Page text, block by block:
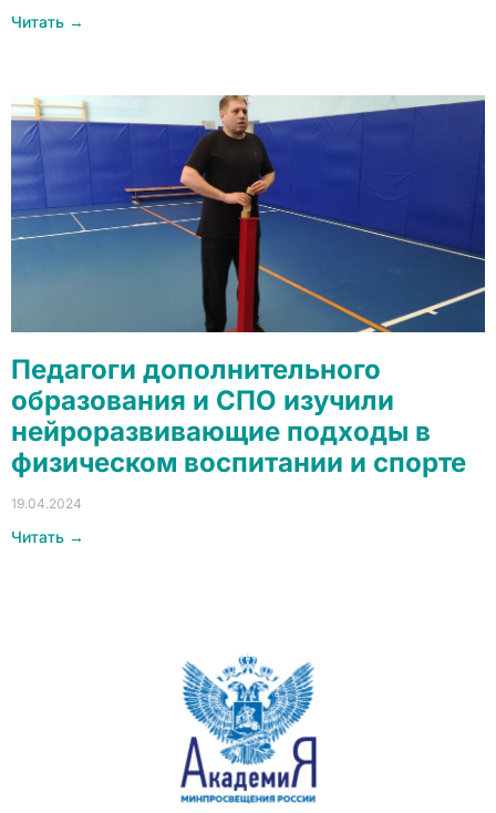
Читать →
Педагоги дополнительного
образования и СПО изучили
нейроразвивающие подходы в
физическом воспитании и спорте
19.04.2024
Читать →